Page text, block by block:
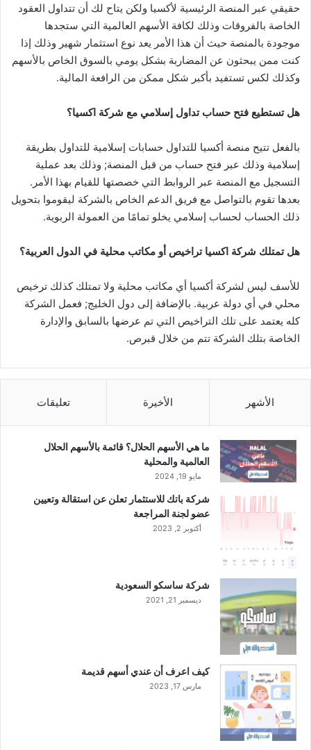
حقيقي عبر المنصة الرئيسية لأكسيا ولكن يتاح لك أن تتداول العقود
الخاصة بالفروقات وذلك لكافة الأسهم العالمية التي ستجدها
موجودة بالمنصة حيث أن هذا الأمر يعد نوع استثمار شهير وذلك إذا
كنت ممن يبحثون عن المضاربة بشكل يومي بالسوق الخاص بالأسهم
وكذلك لكس تستفيد بأكبر شكل ممكن من الرافعة المالية.
هلتستطيع فتح حساب تداول إسلامي مع شركة اكسيا؟
بالفعل تتيح منصة أكسيا للتداول حسابات إسلامية للتداول بطريقة
إسلامية وذلك عبر فتح حساب من قبل المنصة; وذلك بعد عملية
التسجيل مع المنصة عبر الروابط التي خصصتها للقيام بهذا الأمر.
بعدها تقوم بالتواصل مع فريق الدعم الخاص بالشركة ليقوموا بتحويل
ذلك الحساب لحساب إسلامي يخلو تمامًا من العمولة الربوية.
هل تمتلك شركة اكسيا تراخيص أو مكاتب محلية في الدول العربية؟
للأسف ليس لشركة أكسيا أي مكاتب محلية ولا تمتلك كذلك ترخيص
محلي في أي دولة عربية. بالإضافة إلى دول الخليج; فعمل الشركة
كله يعتمد على تلك التراخيص التي تم عرضها بالسابق والإدارة
الخاصة بتلك الشركة تتم من خلال قبرص.
الأشهر الأخيرة تعليقات
ما هي الأسهم الحلال؟ قائمة بالأسهم الحلال
العالمية والمحلية
مايو 19, 2024
شركة باتك للاستثمار تعلن عن استقالة وتعيين
عضو لجنة المراجعة
أكتوبر 2, 2023
شركة ساسكو السعودية
ديسمبر 21, 2021
كيف اعرف أن عندي أسهم قديمة
مارس 17, 2023